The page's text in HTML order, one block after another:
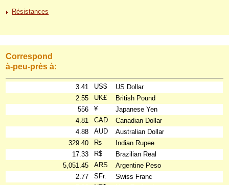
Résistances
Correspond
à-peu-près à:
3.41 US$
US Dollar
2.55
UK£
British Pound
556
¥
Japanese Yen
4.81
CAD
Canadian Dollar
4.88
AUD
Australian Dollar
329.40
₨
Indian Rupee
17.33
R$
Brazilian Real
5,051.45
ARS
Argentine Peso
2.77
SFr.
Swiss Franc